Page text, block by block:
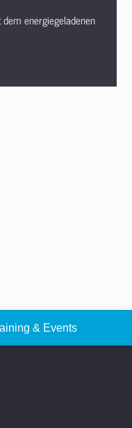
energiegeladenen
& Events